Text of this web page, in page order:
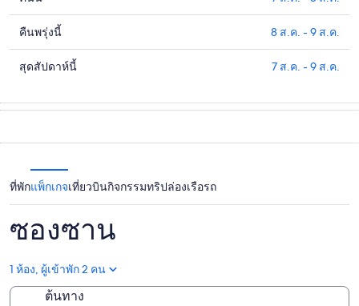
คา
ที่พัก
ใน
ซาน
คืน
7
8
ดูรา
คา
ที่พัก
ซอง
คืน
พรุ่ง
8
-
9
คืนพรุ่งนี้ 8 ส.ค. - 9 ส.ค.
ดูรา
ที่พัก
ซอง
ซาน
สำหรับ
สุด
สัปดาห์
7
ส.ค.
สุดสัปดาห์นี้ 7 ส.ค. - 9 ส.ค.
ที่พักแพ็กเกจเที่ยวบินกิจกรรมทริปล่องเรือรถ
ซองซาน
1 ห้อง, ผู้เข้าพัก 2 คน
ต้นทาง